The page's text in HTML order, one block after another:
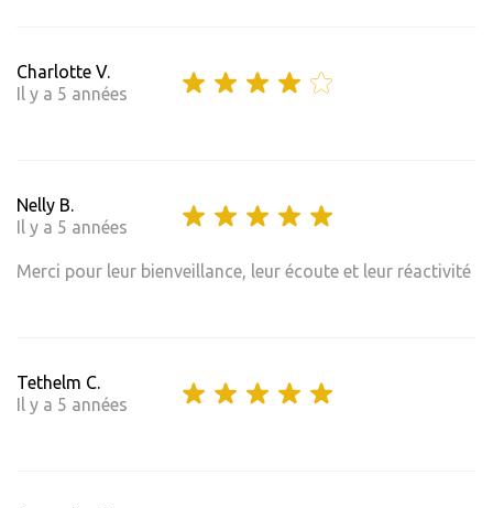
Charlotte V.
Il y a 5 années
Nelly B.
Il y a 5 années
Merci pour leur bienveillance, leur écoute et leur réactivité
Tethelm C.
Il y a 5 années